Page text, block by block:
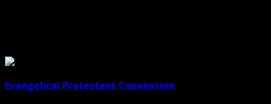
Evangelical Protestant Convention